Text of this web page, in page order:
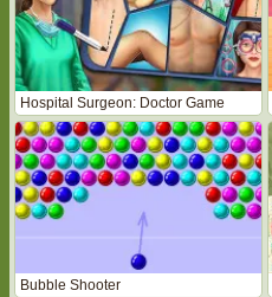
Hospital Surgeon: Doctor Game
Bubble Shooter